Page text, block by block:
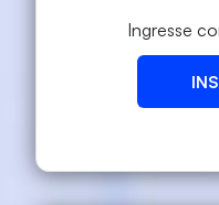
Ingresse